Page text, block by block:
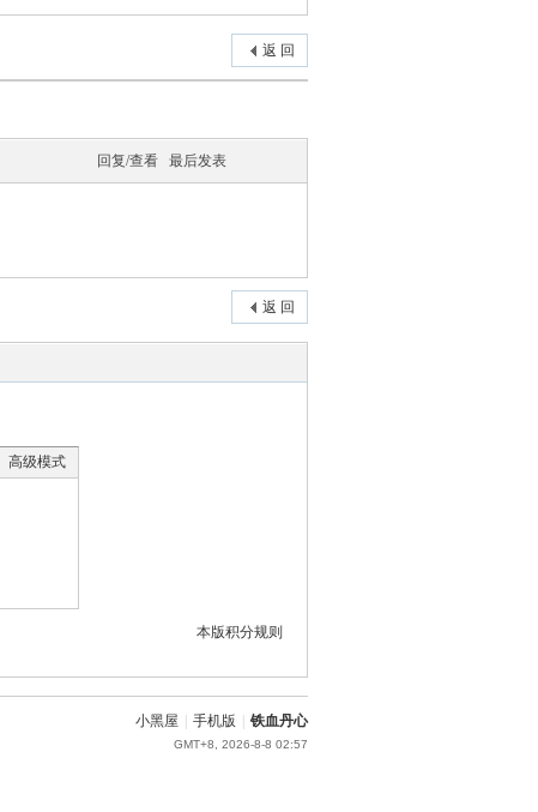
返 回
回复/查看 最后发表
返 回
高级模式
本版积分规则
小黑屋 手机版 铁血丹心
GMT+8, 2026-8-8 02:57